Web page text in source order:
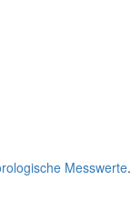
Messwerte.